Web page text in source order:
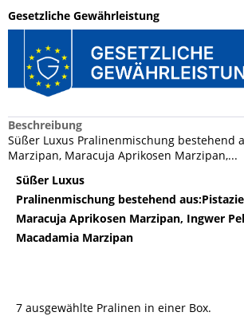
Gesetzliche Gewährleistung
Beschreibung
Süßer Luxus Pralinenmischung bestehend
Marzipan, Maracuja Aprikosen Marzipan,...
Süßer Luxus
Pralinenmischung bestehend
Maracuja Aprikosen Marzipan, Ingwer
Macadamia Marzipan
7 ausgewählte Pralinen in einer Box.